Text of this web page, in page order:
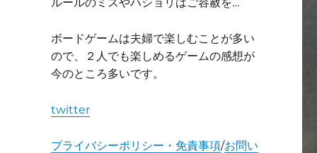
ボードゲームは夫婦で楽しむことが多い
ので、２人でも楽しめるゲームの感想が
今のところ多いです。
twitter
プライバシーポリシー・免責事項/お問い